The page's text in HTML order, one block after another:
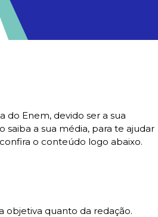
Enem, devido ser a sua
saiba a sua média, para te ajudar
o conteúdo logo abaixo.
objetiva quanto da redação.